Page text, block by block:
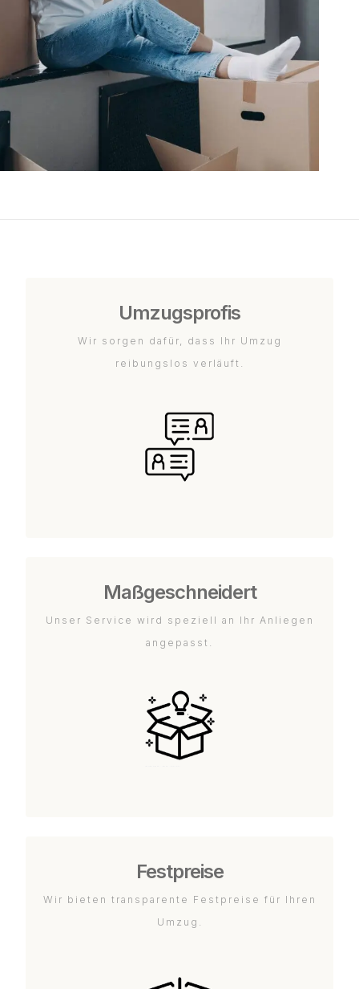
Umzugsprofis
Wir sorgen dafür, dass Ihr Umzug
reibungslos verläuft.
Maßgeschneidert
Unser Service wird speziell an Ihr Anliegen
angepasst.
Festpreise
Wir bieten transparente Festpreise für Ihren
Umzug.